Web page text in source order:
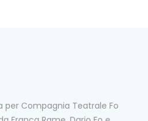
per Compagnia Teatrale Fo